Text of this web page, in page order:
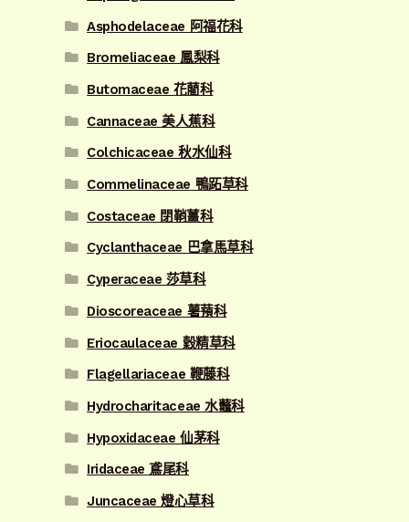
Asphodelaceae 阿福花科
Bromeliaceae 鳳梨科
Butomaceae 花藺科
Cannaceae 美人蕉科
Colchicaceae 秋水仙科
Commelinaceae 鴨跖草科
Costaceae 閉鞘薑科
Cyclanthaceae 巴拿馬草科
Cyperaceae 莎草科
Dioscoreaceae 薯蕷科
Eriocaulaceae 穀精草科
Flagellariaceae 鞭藤科
Hydrocharitaceae 水虌科
Hypoxidaceae 仙茅科
Iridaceae 鳶尾科
Juncaceae 燈心草科